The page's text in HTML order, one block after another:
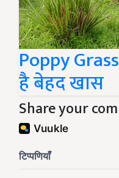
Poppy
है बेहद खास
Share your